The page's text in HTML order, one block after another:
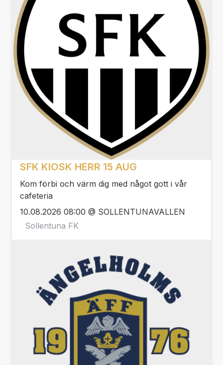
SFK KIOSK HERR 15 AUG
Kom förbi och värm dig med något gott i vår
cafeteria
10.08.2026 08:00 @ SOLLENTUNAVALLEN
Sollentuna FK